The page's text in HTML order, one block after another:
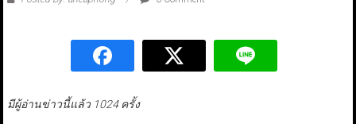
มีผู้อ่านข่าวนี้แล้ว 1024 ครั้ง